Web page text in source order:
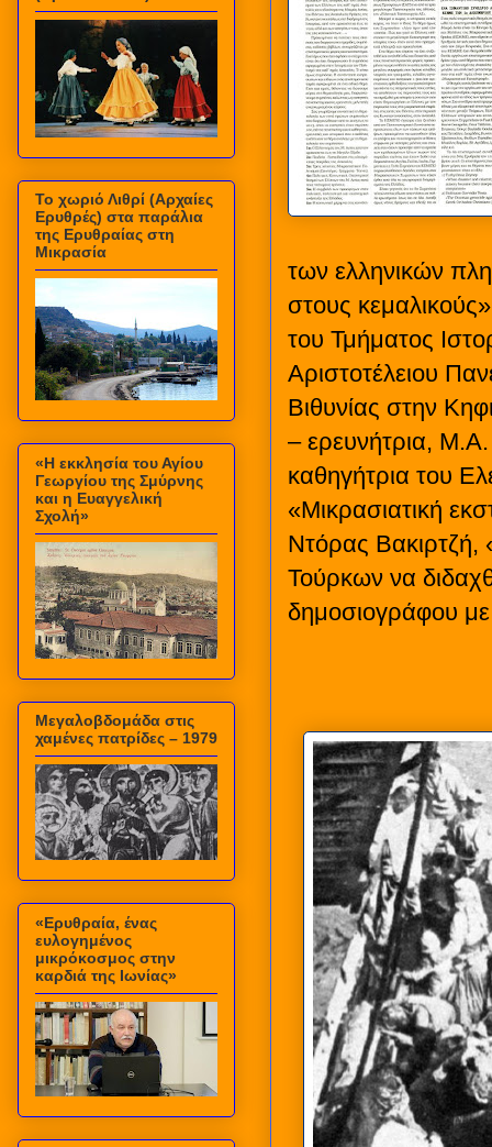
των ελληνικών
στους
του Τμήματος
Αριστοτέλειου
Βιθυνίας στην
– ερευνήτρια, Μ.Α.
καθηγήτρια του
«Μικρασιατική
Ντόρας Βακιρτζή,
Τούρκων να
δημοσιογράφου
Το χωριό Λιθρί (Αρχαίες
Ερυθρές) στα παράλια
της Ερυθραίας στη
Μικρασία
«Η εκκλησία του Αγίου
Γεωργίου της Σμύρνης
και η Ευαγγελική
Σχολή»
Μεγαλοβδομάδα στις
χαμένες πατρίδες – 1979
«Ερυθραία, ένας
ευλογημένος
μικρόκοσμος στην
καρδιά της Ιωνίας»